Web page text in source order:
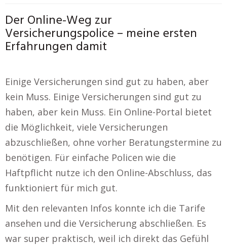
Der Online-Weg zur
Versicherungspolice – meine ersten
Erfahrungen damit
Einige Versicherungen sind gut zu haben, aber
kein Muss. Einige Versicherungen sind gut zu
haben, aber kein Muss. Ein Online-Portal bietet
die Möglichkeit, viele Versicherungen
abzuschließen, ohne vorher Beratungstermine zu
benötigen. Für einfache Policen wie die
Haftpflicht nutze ich den Online-Abschluss, das
funktioniert für mich gut.
Mit den relevanten Infos konnte ich die Tarife
ansehen und die Versicherung abschließen. Es
war super praktisch, weil ich direkt das Gefühl